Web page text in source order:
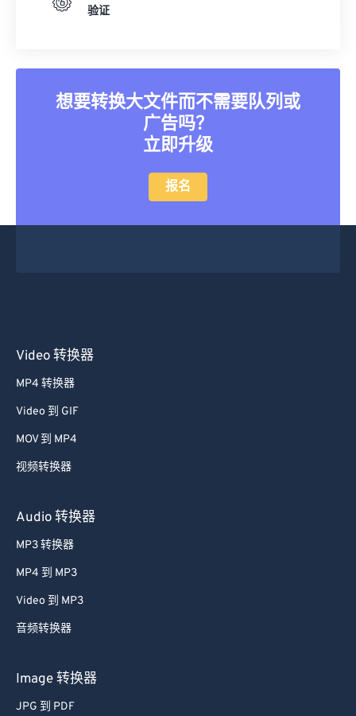
验证
想要转换大文件而不需要队列或
广告吗？
立即升级
报名
Video 转换器
MP4 转换器
Video 到 GIF
MOV 到 MP4
视频转换器
Audio 转换器
MP3 转换器
MP4 到 MP3
Video 到 MP3
音频转换器
Image 转换器
JPG 到 PDF